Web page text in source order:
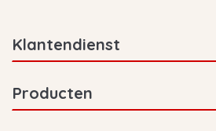
Klantendienst
Producten